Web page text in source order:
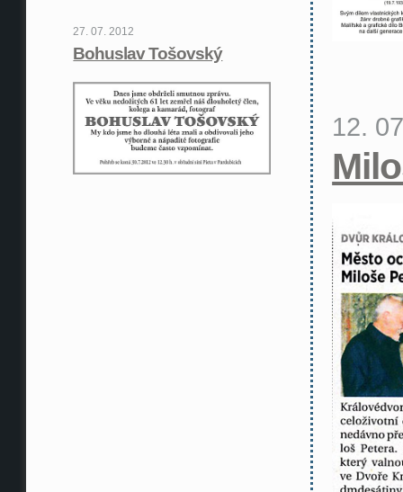
27. 07. 2012
Bohuslav Tošovský
12.